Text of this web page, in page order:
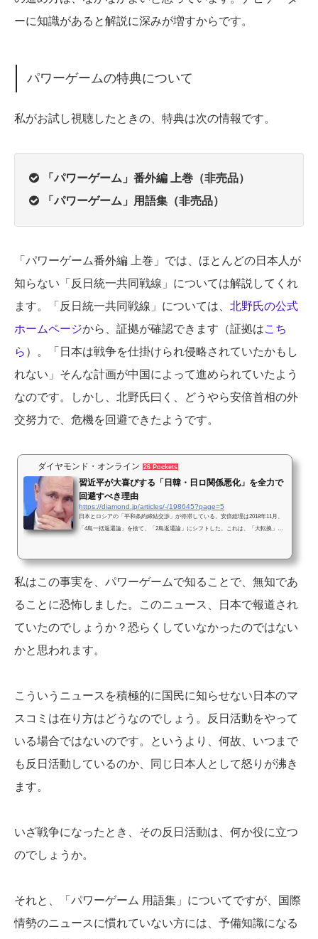
ーに知識があると解説に深みが増すからです。
パワーゲームの特典について
私がお試し視聴したときの、特典は次の情報です。
「パワーゲーム」番外編 上巻（非売品）
「パワーゲーム」用語集（非売品）
「パワーゲーム番外編 上巻」では、ほとんどの日本人が
知らない「反日統一共同戦線」については解説してくれ
ます。
「反日統一共同戦線」 については、 北野氏の公式
ホームページから、証拠が確認できます（証拠はこち
ら ）。「日本は戦争を仕掛けられ侵略されていたかもし
れない」そんな計画が中国によって進められていたよう
なのです。しかし、北野氏曰く、どうやら安倍首相の外
交努力で、危機を回避できたようです。
ダイヤモンド・オンライン 26 Pockets
習近平が大喜びする「日韓・日ロ関係悪化」を全力で
回避すべき理由
https://diamond.jp/articles/-/198645?page=5
日本とロシアの「平和条約締結交渉」が停滞している。安倍総理は2018年11月、
「4島一括返還論」を捨て、「2島返還論」にシフトした。これは、「大転換」
る。日本国民の感情を逆なでするプーチンの発言。真意はどこにあるのだろう
か？
私はこの事実を、パワーゲームで知ることで、無知であ
ることに恐怖しました。このニュース、日本で報道され
ていたのでしょうか？恐らくしていなかったのではない
かと思われます。
こういうニュースを積極的に国民に知らせない日本のマ
スコミは在り方はどうなのでしょう。反日活動をやって
いる場合ではないのです。というより、何故、いつまで
も反日活動しているのか、同じ日本人として怒りが沸き
ます。
いざ戦争になったとき、その反日活動は、何か役に立つ
のでしょうか。
それと、「パワーゲーム 用語集」についてですが、国際
情勢のニュースに慣れていない方には、予備知識になる